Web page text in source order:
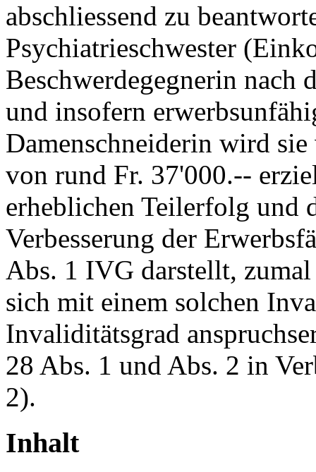
abschliessend zu
Psychiatrieschwester
Beschwerdegegnerin nach
und insofern
Damenschneiderin wird
von rund Fr. 37'000.--
erheblichen Teilerfolg und
Verbesserung der
Abs. 1 IVG darstellt,
sich mit einem solchen
Invaliditätsgrad
28 Abs. 1 und Abs. 2 in
2).
Inhalt